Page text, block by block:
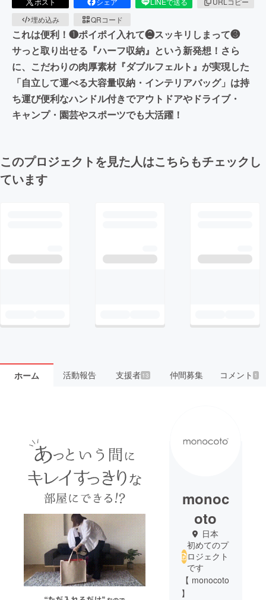
埋め込み
QRコード
これは便利！❶ポイポイ入れて❷スッキリしまって❸
サっと取り出せる『ハーフ収納』という新発想！さら
に、こだわりの肉厚素材『ダブルフェルト』が実現した
「自立して運べる大容量収納・インテリアバッグ」は持
ち運び便利なハンドル付きでアウトドアやドライブ・
キャンプ・園芸やスポーツでも大活躍！
このプロジェクトを見た人はこちらもチェックし
ています
ホーム 活動報告 支援者 13 仲間募集 コメント 1
monoc
oto
日本
初めてのプ
ロジェクト
です
【 monocoto
】